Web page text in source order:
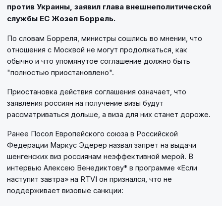
против Украины, заявил глава внешнеполитической
службы ЕС Жозеп Боррель.
По словам Борреля, министры сошлись во мнении, что
отношения с Москвой не могут продолжаться, как
обычно и что упомянутое соглашение должно быть
"полностью приостановлено".
Приостановка действия соглашения означает, что
заявления россиян на получение визы будут
рассматриваться дольше, а виза для них станет дороже.
Ранее Посол Европейского союза в Российской
Федерации Маркус Эдерер назвал запрет на выдачи
шенгенских виз россиянам неэффективной мерой. В
интервью Алексею Венедиктову* в программе «Если
наступит завтра» на RTVI он признался, что не
поддерживает визовые санкции: